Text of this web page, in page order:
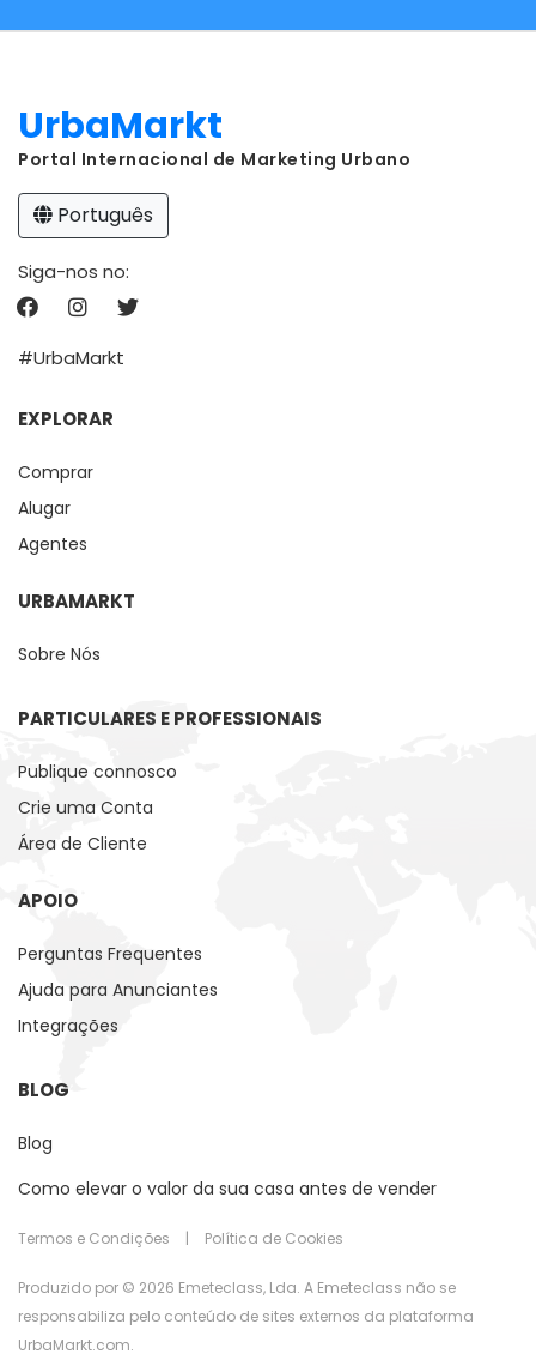
UrbaMarkt
Portal Internacional de Marketing Urbano
Português
Siga-nos no:
#UrbaMarkt
EXPLORAR
Comprar
Alugar
Agentes
URBAMARKT
Sobre Nós
PARTICULARES E PROFESSIONAIS
Publique connosco
Crie uma Conta
Área de Cliente
APOIO
Perguntas Frequentes
Ajuda para Anunciantes
Integrações
BLOG
Blog
Como elevar o valor da sua casa antes de vender
Termos e Condições | Política de Cookies
Produzido por © 2026 Emeteclass, Lda. A Emeteclass não se
responsabiliza pelo conteúdo de sites externos da plataforma
UrbaMarkt.com.